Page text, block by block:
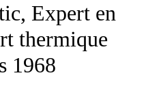
Expert en
thermique
1968